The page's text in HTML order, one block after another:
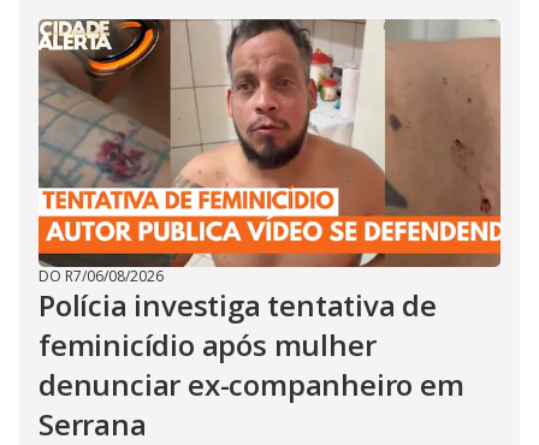
DO R7/06/08/2026
Polícia investiga tentativa de
feminicídio após mulher
denunciar ex-companheiro em
Serrana